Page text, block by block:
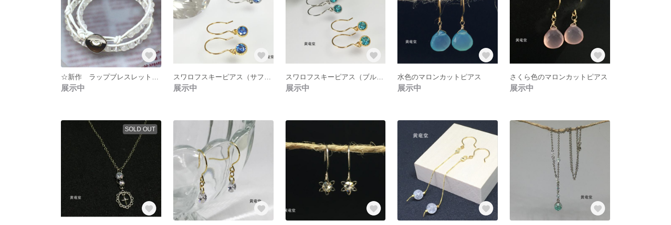
展示中 展示中
スワロフスキーピアス（ブルージルコン）
展示中
水色のマロンカットピアス
展示中
さくら色のマロンカットピアス
展示中
SOLD OUT